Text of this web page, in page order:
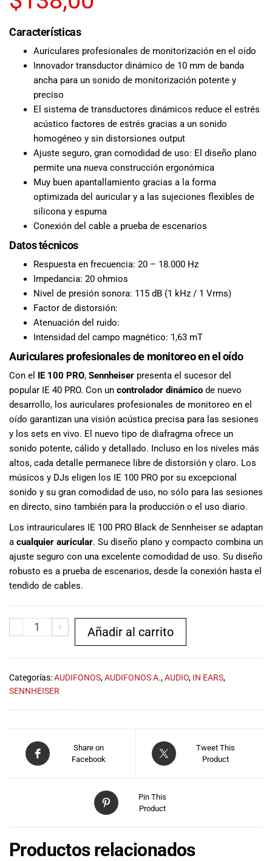
música está
aquí para
ayudarte a
instrumento o
equipo de
audio
adecuado para
ti, y ofrecerte el
mejor servicio
al cliente
posible.
ofrecemos
promociones
especiales
para nuestros
clientes. Ven a
nuestra tienda
física en Quito,
o haz tu
compra en
línea a través
de nuestra
página web y
recibe tu
pedido en la
comodidad de
tu hogar.
¡Descubre el
mundo de la
música con
Ecuador!
Características
Auriculares profesionales de monitorización en el oído
Innovador transductor dinámico de 10 mm de banda
ancha para un sonido de monitorización potente y
preciso
El sistema de transductores dinámicos reduce el estrés
acústico factores de estrés gracias a un sonido
homogéneo y sin distorsiones output
Ajuste seguro, gran comodidad de uso: El diseño plano
permite una nueva construcción ergonómica
Muy buen apantallamiento gracias a la forma
optimizada del auricular y a las sujeciones flexibles de
silicona y espuma
Conexión del cable a prueba de escenarios
Datos técnicos
Respuesta en frecuencia: 20 – 18.000 Hz
Impedancia: 20 ohmios
Nivel de presión sonora: 115 dB (1 kHz / 1 Vrms)
Factor de distorsión:
Atenuación del ruido:
Intensidad del campo magnético: 1,63 mT
Auriculares profesionales de monitoreo en el oído
Con el IE 100 PRO, Sennheiser presenta el sucesor del
popular IE 40 PRO. Con un controlador dinámico de nuevo
desarrollo, los auriculares profesionales de monitoreo en el
oído garantizan una visión acústica precisa para las sesiones
y los sets en vivo. El nuevo tipo de diafragma ofrece un
sonido potente, cálido y detallado. Incluso en los niveles más
altos, cada detalle permanece libre de distorsión y claro. Los
músicos y DJs eligen los IE 100 PRO por su excepcional
sonido y su gran comodidad de uso, no sólo para las sesiones
en directo, sino también para la producción o el uso diario.
Los intrauriculares IE 100 PRO Black de Sennheiser se adaptan
a cualquier auricular. Su diseño plano y compacto combina un
ajuste seguro con una excelente comodidad de uso. Su diseño
robusto es a prueba de escenarios, desde la conexión hasta el
tendido de cables.
- + Añadir al carrito
Categorías:AUDIFONOS,AUDIFONOS A.,AUDIO, IN EARS,
SENNHEISER
Share on
Facebook
Tweet This
Product
Pin This
Product
Productos relacionados